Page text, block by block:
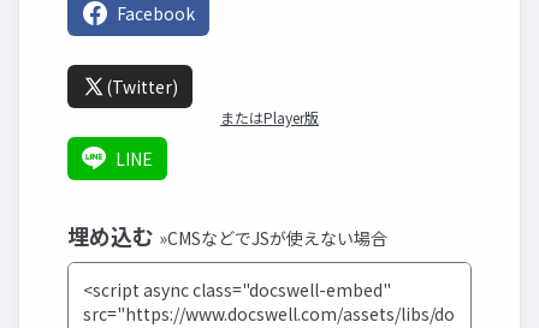
Facebook
(Twitter)
またはPlayer版
LINE
埋め込む »CMSなどでJSが使えない場合